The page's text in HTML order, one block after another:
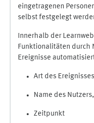
eingetragenen
selbst festgelegt
Innerhalb der
Funktionalitäten durch
Ereignisse
Art des Ereignisses
Name des
Zeitpunkt